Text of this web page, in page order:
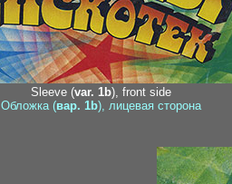
Sleeve (var. 1b), front side
Обложка (вар. 1b), лицевая сторона